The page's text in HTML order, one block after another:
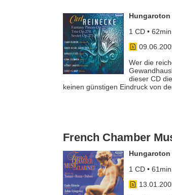
Hungaroton
1 CD •
Wer die
dieser CD
keinen günstigen Eindruck von
French Chamber
Hungaroton
1 CD •